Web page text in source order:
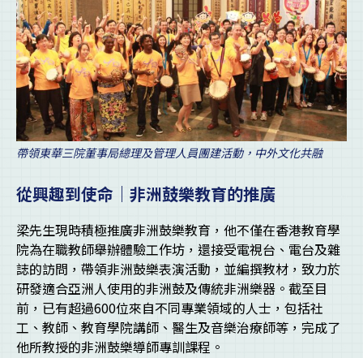
帶領東華三院董事局總理及管理人員團建活動，中外文化共融
從興趣到使命｜非洲鼓樂教育的推廣
梁先生現時積極推廣非洲鼓樂教育，他不僅在香港教育學
院為在職教師舉辦體驗工作坊，還接受電視台、電台及雜
誌的訪問，帶領非洲鼓樂表演活動，並編撰教材，致力於
研發適合亞洲人使用的非洲鼓及傳統非洲樂器。截至目
前，已有超過600位來自不同專業領域的人士，包括社
工、教師、教育學院講師、醫生及音樂治療師等，完成了
他所教授的非洲鼓樂導師專訓課程。